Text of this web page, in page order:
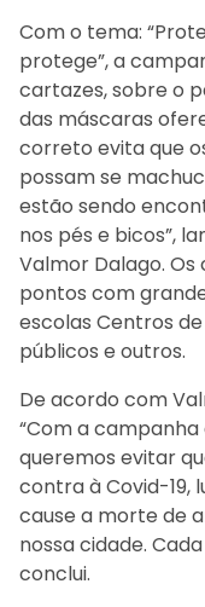
Com o tema:
protege”, a
cartazes, sobre o
das máscaras
correto evita que
possam se
estão sendo
nos pés e bicos”,
Valmor Dalago.
pontos com
escolas Centros
públicos e outros.
De acordo com
“Com a
queremos evitar
contra à Covid-19,
cause a morte de
nossa cidade.
conclui.